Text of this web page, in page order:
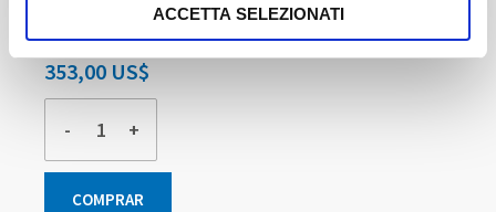
ACCETTA SELEZIONATI
Disponible
353,00 US$
- +
COMPRAR